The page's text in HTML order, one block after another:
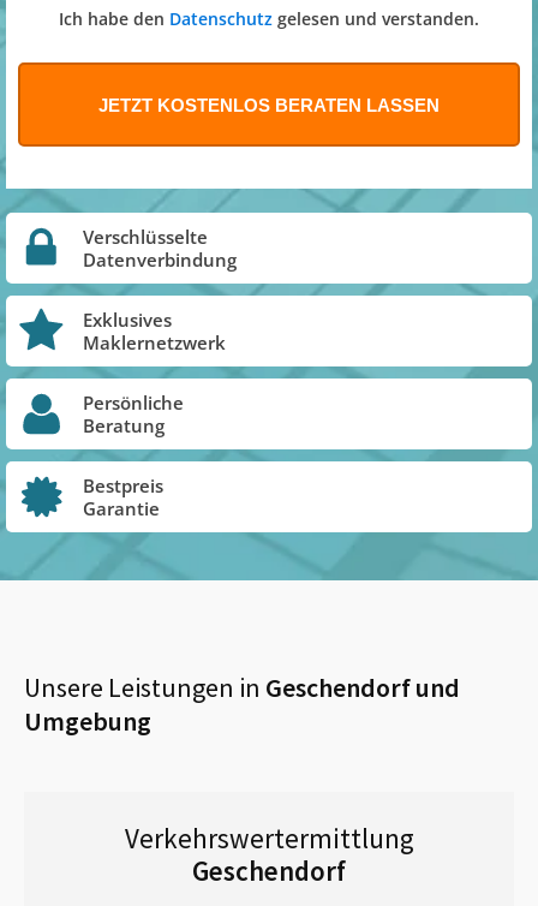
Ich habe den Datenschutz gelesen und verstanden.
Verschlüsselte
Datenverbindung
Exklusives
Maklernetzwerk
Persönliche
Beratung
Bestpreis
Garantie
Unsere Leistungen in Geschendorfund
Umgebung
Verkehrswertermittlung
Geschendorf